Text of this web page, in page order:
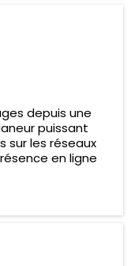
depuis une
puissant
sur les réseaux
en ligne